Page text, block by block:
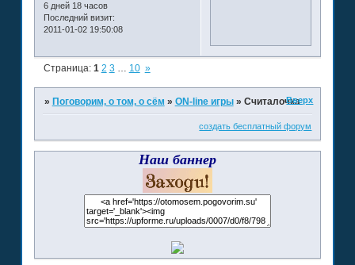
6 дней 18 часов
Последний визит:
2011-01-02 19:50:08
Страница: 1 2 3 … 10 »
» Поговорим, о том, о сём » ON-line игры » СчиталочкаВверх
создать бесплатный форум
Наш баннер